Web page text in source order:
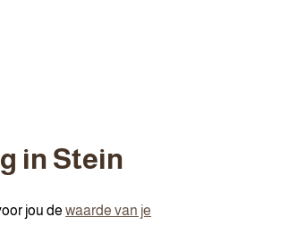
in Stein
jou de waarde van je